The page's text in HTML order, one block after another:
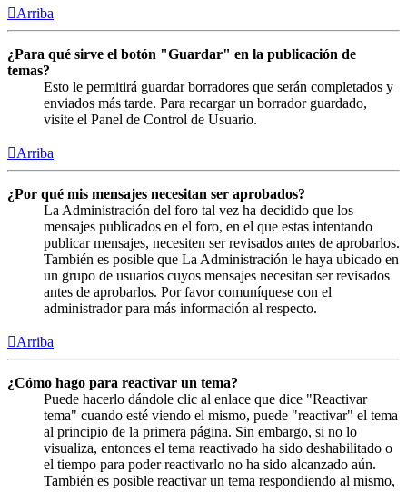
Arriba
¿Para qué sirve el botón "Guardar" en la publicación de
temas?
Esto le permitirá guardar borradores que serán completados y
enviados más tarde. Para recargar un borrador guardado,
visite el Panel de Control de Usuario.
Arriba
¿Por qué mis mensajes necesitan ser aprobados?
La Administración del foro tal vez ha decidido que los
mensajes publicados en el foro, en el que estas intentando
publicar mensajes, necesiten ser revisados antes de aprobarlos.
También es posible que La Administración le haya ubicado en
un grupo de usuarios cuyos mensajes necesitan ser revisados
antes de aprobarlos. Por favor comuníquese con el
administrador para más información al respecto.
Arriba
¿Cómo hago para reactivar un tema?
Puede hacerlo dándole clic al enlace que dice "Reactivar
tema" cuando esté viendo el mismo, puede "reactivar" el tema
al principio de la primera página. Sin embargo, si no lo
visualiza, entonces el tema reactivado ha sido deshabilitado o
el tiempo para poder reactivarlo no ha sido alcanzado aún.
También es posible reactivar un tema respondiendo al mismo,